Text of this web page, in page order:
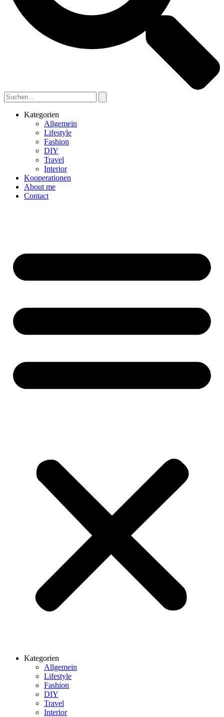
Kategorien
Allgemein
Lifestyle
Fashion
DIY
Travel
Interior
Kooperationen
About me
Contact
Kategorien
Allgemein
Lifestyle
Fashion
DIY
Travel
Interior